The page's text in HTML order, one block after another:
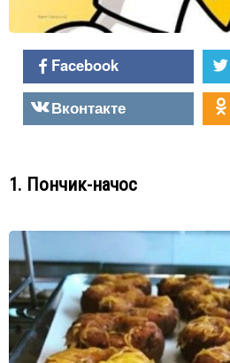
Facebook
Вконтакте
1. Пончик-начос